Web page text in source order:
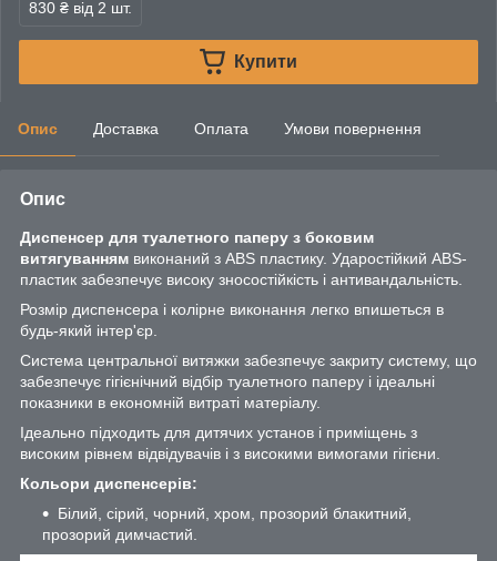
830 ₴ від 2 шт.
Купити
Опис Доставка Оплата Умови повернення
Опис
Диспенсер для туалетного паперу з боковим
витягуванням виконаний з ABS пластику. Ударостійкий ABS-
пластик забезпечує високу зносостійкість і антивандальність.
Розмір диспенсера і колірне виконання легко впишеться в
будь-який інтер'єр.
Система центральної витяжки забезпечує закриту систему, що
забезпечує гігієнічний відбір туалетного паперу і ідеальні
показники в економній витраті матеріалу.
Ідеально підходить для дитячих установ і приміщень з
високим рівнем відвідувачів і з високими вимогами гігієни.
Кольори диспенсерів:
Білий, сірий, чорний, хром, прозорий блакитний,
прозорий димчастий.